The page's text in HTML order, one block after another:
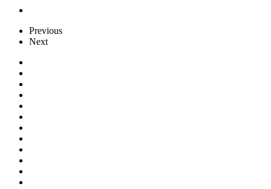
Previous
Next